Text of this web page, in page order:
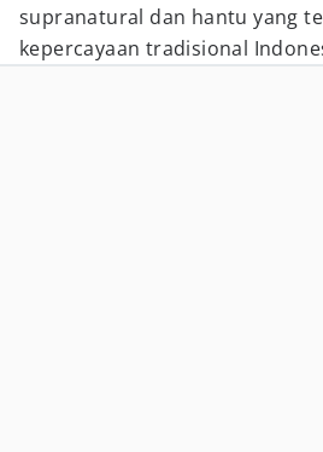
supranatural dan hantu yang
kepercayaan tradisional